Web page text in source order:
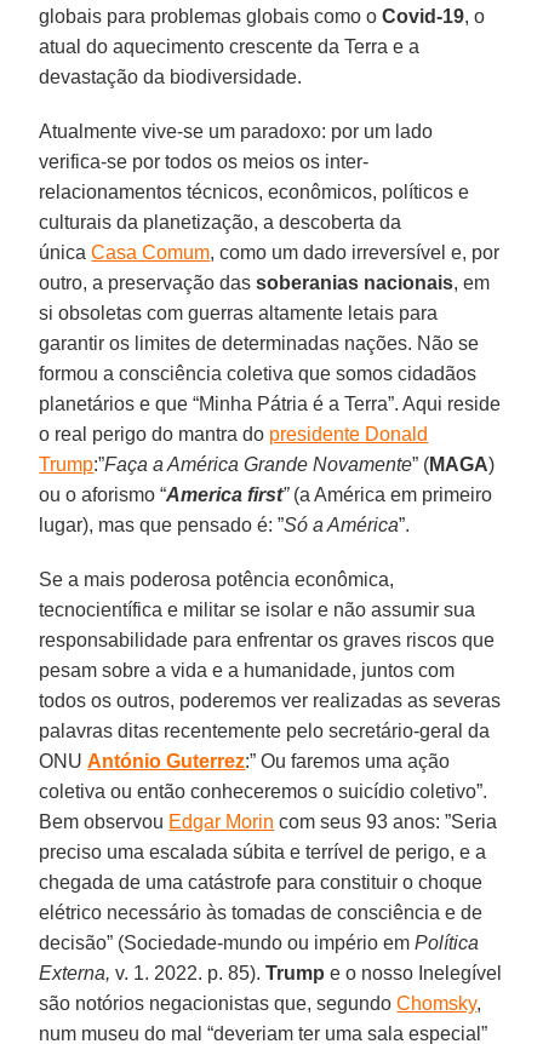
globais para problemas globais como oCovid-19, o
atual do aquecimento crescente da Terra e a
devastação da biodiversidade.
Atualmente vive-se um paradoxo: por um lado
verifica-se por todos os meios os inter-
relacionamentos técnicos, econômicos, políticos e
culturais da planetização, a descoberta da
únicaCasa Comum, como um dado irreversível e, por
outro, a preservação dassoberanias nacionais, em
si obsoletas com guerras altamente letais para
garantir os limites de determinadas nações. Não se
formou a consciência coletiva que somos cidadãos
planetários e que “Minha Pátria é a Terra”. Aqui reside
o real perigo do mantra do presidente Donald
Trump:”Faça a América Grande Novamente” (MAGA)
ou o aforismo “America first”(a América em primeiro
lugar), mas que pensado é: ”Só a América”.
Se a mais poderosa potência econômica,
tecnocientífica e militar se isolar e não assumir sua
responsabilidade para enfrentar os graves riscos que
pesam sobre a vida e a humanidade, juntos com
todos os outros, poderemos ver realizadas as severas
palavras ditas recentemente pelo secretário-geral da
ONUAntónio Guterrez:” Ou faremos uma ação
coletiva ou então conheceremos o suicídio coletivo”.
Bem observou Edgar Morin com seus 93 anos: ”Seria
preciso uma escalada súbita e terrível de perigo, e a
chegada de uma catástrofe para constituir o choque
elétrico necessário às tomadas de consciência e de
decisão” (Sociedade-mundo ou império emPolítica
Externa, v. 1. 2022. p. 85).Trump e o nosso Inelegível
são notórios negacionistas que, segundoChomsky,
num museu do mal “deveriam ter uma sala especial”